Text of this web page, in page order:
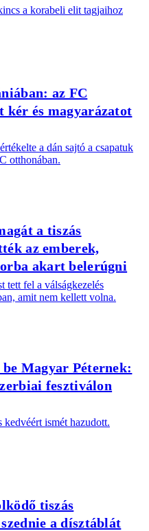
a korabeli elit tagjaihoz
az FC
kér és magyarázatot
a dán sajtó a csapatuk
otthonában.
a tiszás
az emberek,
akart belerúgni
tett fel a válságkezelés
amit nem kellett volna.
Magyar Péternek:
fesztiválon
ismét hazudott.
tiszás
a dísztáblát